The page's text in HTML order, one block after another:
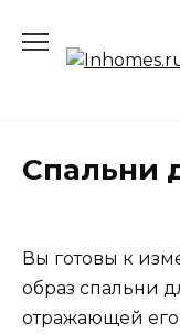
содержанию
Спальни
Вы готовы к
образ спальни
отражающей